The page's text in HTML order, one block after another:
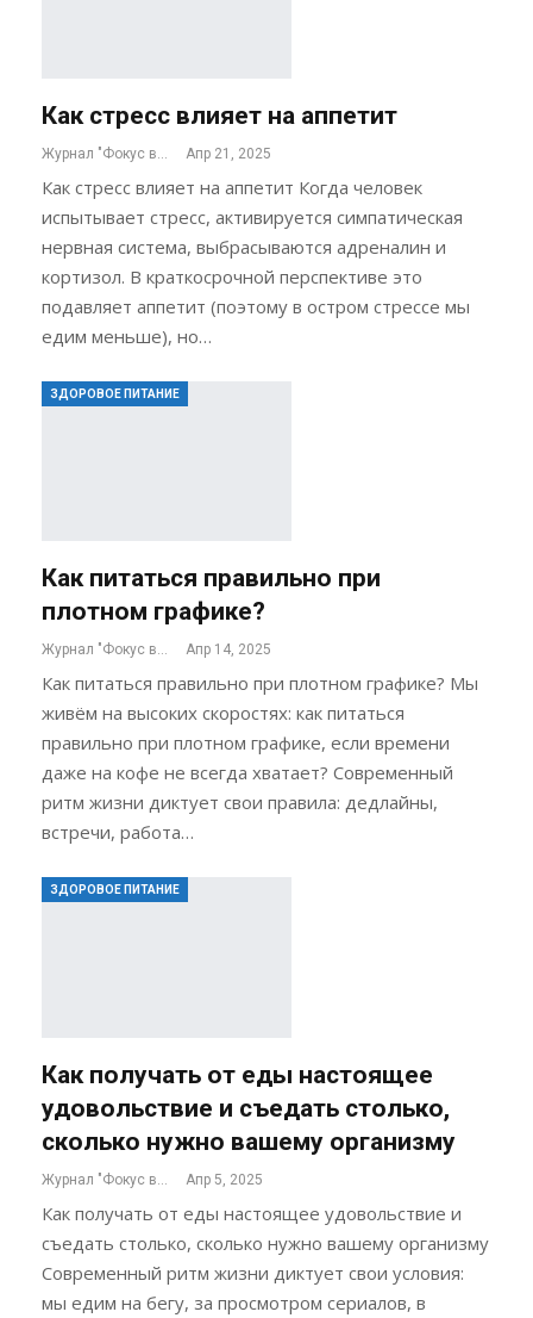
Как стресс влияет на аппетит
Журнал "Фокус внимания" Апр 21, 2025
Как стресс влияет на аппетит Когда человек
испытывает стресс, активируется симпатическая
нервная система, выбрасываются адреналин и
кортизол. В краткосрочной перспективе это
подавляет аппетит (поэтому в остром стрессе мы
едим меньше), но…
ЗДОРОВОЕ ПИТАНИЕ
Как питаться правильно при
плотном графике?
Журнал "Фокус внимания" Апр 14, 2025
Как питаться правильно при плотном графике? Мы
живём на высоких скоростях: как питаться
правильно при плотном графике, если времени
даже на кофе не всегда хватает? Современный
ритм жизни диктует свои правила: дедлайны,
встречи, работа…
ЗДОРОВОЕ ПИТАНИЕ
Как получать от еды настоящее
удовольствие и съедать столько,
сколько нужно вашему организму
Апр 5, 2025
Как получать от еды настоящее удовольствие и
съедать столько, сколько нужно вашему организму
Современный ритм жизни диктует свои условия:
мы едим на бегу, за просмотром сериалов, в